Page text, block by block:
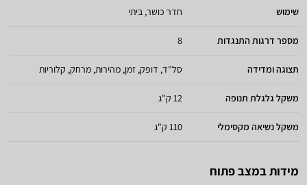
שימוש חדר כושר, ביתי
מספר דרגות התנגדות 8
תצוגה ומדידה סל"ד, דופק, זמן, מהירות, מרחק, קלוריות
משקל גלגלת תנופה 12 ק"ג
משקל נשיאה מקסימלי 110 ק"ג
מידות במצב פתוח